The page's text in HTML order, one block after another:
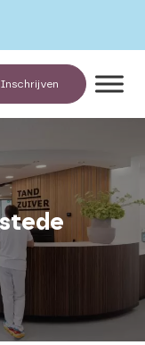
Inschrijven